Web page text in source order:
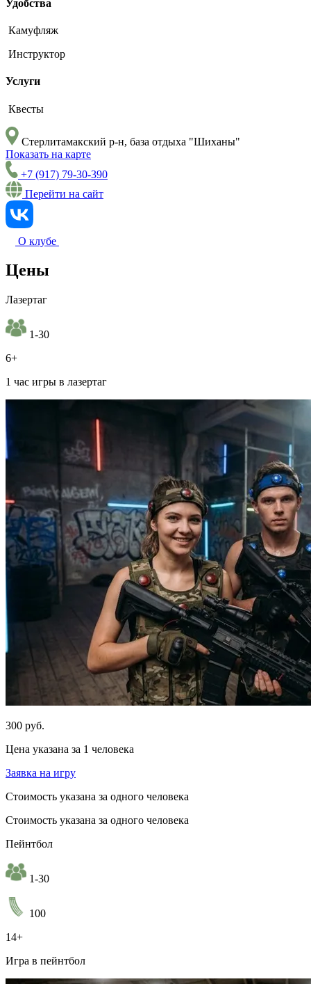
Удобства
Камуфляж
Инструктор
Услуги
Квесты
Стерлитамакский р-н, база отдыха "Шиханы"
Показать на карте
+7 (917) 79-30-390
Перейти на сайт
О клубе
Цены
Лазертаг
1-30
6+
1 час игры в лазертаг
300 руб.
Цена указана за 1 человека
Заявка на игру
Стоимость указана за одного человека
Стоимость указана за одного человека
Пейнтбол
1-30
100
14+
Игра в пейнтбол